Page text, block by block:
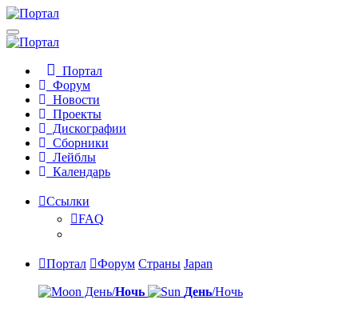
Портал
Форум
Новости
Проекты
Дискографии
Сборники
Лейблы
Календарь
Ссылки
FAQ
Портал Форум Страны Japan
День/Ночь День/Ночь